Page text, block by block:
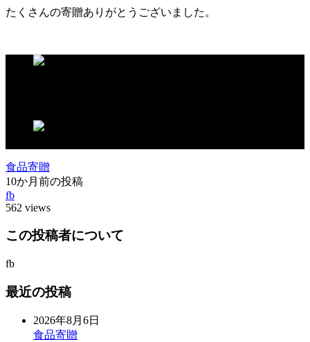
たくさんの寄贈ありがとうございました。
食品寄贈
10か月前の投稿
fb
562 views
この投稿者について
fb
最近の投稿
2026年8月6日
食品寄贈